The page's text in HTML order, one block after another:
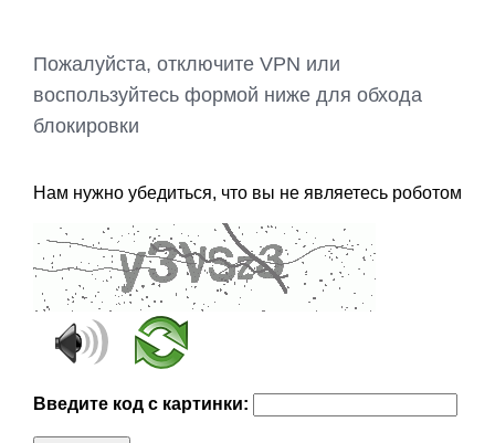
Пожалуйста, отключите VPN или
воспользуйтесь формой ниже для обхода
блокировки
Нам нужно убедиться, что вы не являетесь роботом
Введите код с картинки: